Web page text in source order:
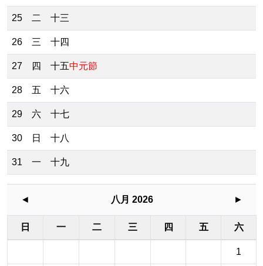
25 二 十三
26 三 十四
27 四 十五中元節
28 五 十六
29 六 十七
30 日 十八
31 一 十九
◄ 八月 2026 ►
日 一 二 三 四 五 六
1